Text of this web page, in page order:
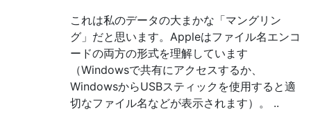
これは私のデータの大まかな「マングリン
グ」だと思います。Appleはファイル名エンコ
ードの両方の形式を理解しています
（Windowsで共有にアクセスするか、
WindowsからUSBスティックを使用すると適
切なファイル名などが表示されます）。 ..